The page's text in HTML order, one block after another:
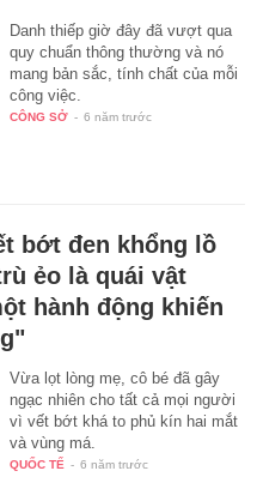
Danh thiếp giờ đây đã vượt qua
quy chuẩn thông thường và nó
mang bản sắc, tính chất của mỗi
công việc.
CÔNG SỞ - 6 năm trước
bớt đen khổng lồ
ẻo là quái vật
hành động khiến
Vừa lọt lòng mẹ, cô bé đã gây
ngạc nhiên cho tất cả mọi người
vì vết bớt khá to phủ kín hai mắt
và vùng má.
QUỐC TẾ - 6 năm trước